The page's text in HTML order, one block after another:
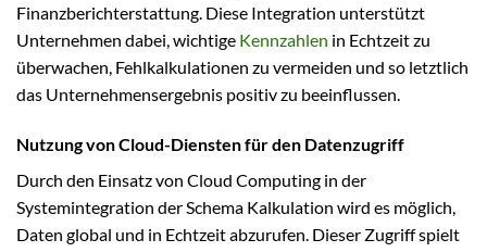
Finanzberichterstattung. Diese Integration unterstützt
Unternehmen dabei, wichtige Kennzahlen in Echtzeit zu
überwachen, Fehlkalkulationen zu vermeiden und so letztlich
das Unternehmensergebnis positiv zu beeinflussen.
Nutzung von Cloud-Diensten für den Datenzugriff
Durch den Einsatz von Cloud Computing in der
Systemintegration der Schema Kalkulation wird es möglich,
Daten global und in Echtzeit abzurufen. Dieser Zugriff spielt